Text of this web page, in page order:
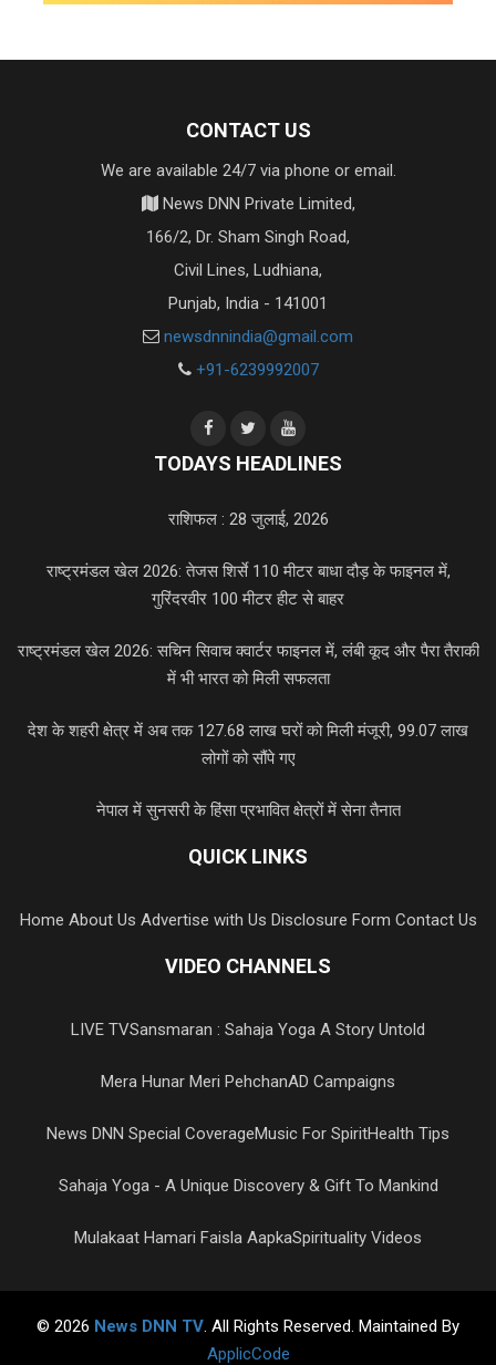
CONTACT US
We are available 24/7 via phone or email.
News DNN Private Limited,
166/2, Dr. Sham Singh Road,
Civil Lines, Ludhiana,
Punjab, India - 141001
newsdnnindia@gmail.com
+91-6239992007
TODAYS HEADLINES
राशिफल : 28 जुलाई, 2026
राष्ट्रमंडल खेल 2026: तेजस शिर्से 110 मीटर बाधा दौड़ के फाइनल में,
गुरिंदरवीर 100 मीटर हीट से बाहर
राष्ट्रमंडल खेल 2026: सचिन सिवाच क्वार्टर फाइनल में, लंबी कूद और पैरा तैराकी
में भी भारत को मिली सफलता
देश के शहरी क्षेत्र में अब तक 127.68 लाख घरों को मिली मंजूरी, 99.07 लाख
लोगों को सौंपे गए
नेपाल में सुनसरी के हिंसा प्रभावित क्षेत्रों में सेना तैनात
QUICK LINKS
Home About Us Advertise with Us Disclosure Form Contact Us
VIDEO CHANNELS
LIVE TVSansmaran : Sahaja Yoga A Story Untold
Mera Hunar Meri PehchanAD Campaigns
News DNN Special CoverageMusic For SpiritHealth Tips
Sahaja Yoga - A Unique Discovery & Gift To Mankind
Mulakaat Hamari Faisla AapkaSpirituality Videos
© 2026 News DNN TV. All Rights Reserved. Maintained By
ApplicCode